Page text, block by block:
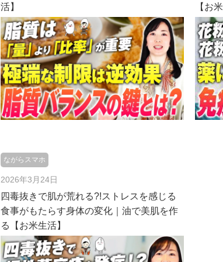
活】 【お
ながらスマホ
2026年3月24日
四毒抜きで肌が荒れる?!ストレスを感じる
食事がもたらす身体の変化｜油で美肌を作
る【お米生活】